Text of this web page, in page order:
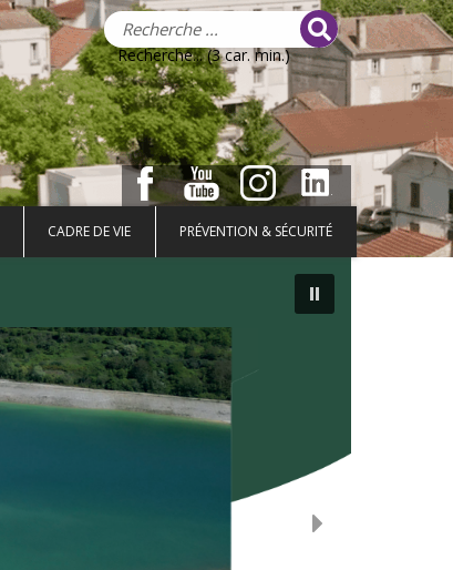
Recherche... (3 car. min.)
CADRE DE VIE PRÉVENTION & SÉCURITÉ